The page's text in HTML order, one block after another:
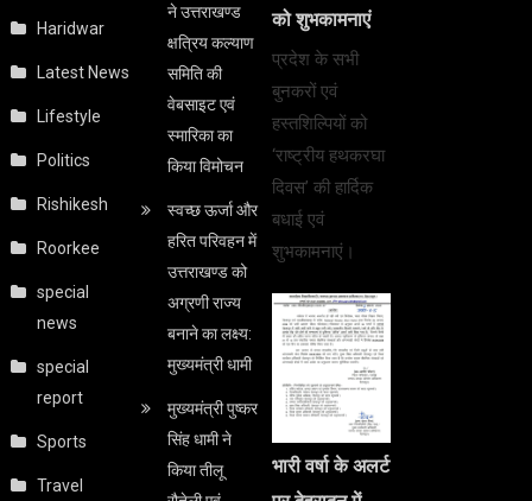
Haridwar
Latest News
Lifestyle
Politics
Rishikesh
Roorkee
special
news
special
report
Sports
Travel
ने उत्तराखण्ड
क्षत्रिय कल्याण
समिति की
वेबसाइट एवं
स्मारिका का
किया विमोचन
स्वच्छ ऊर्जा और
हरित परिवहन में
उत्तराखण्ड को
अग्रणी राज्य
बनाने का लक्ष्य:
मुख्यमंत्री धामी
मुख्यमंत्री पुष्कर
सिंह धामी ने
किया तीलू
को शुभकामनाएं
प्रदेश के सभी
बुनकरों एवं
हस्तशिल्पियों को
‘राष्ट्रीय हथकरघा
दिवस’ की हार्दिक
बधाई एवं
शुभकामनाएं।
भारी वर्षा के अलर्ट